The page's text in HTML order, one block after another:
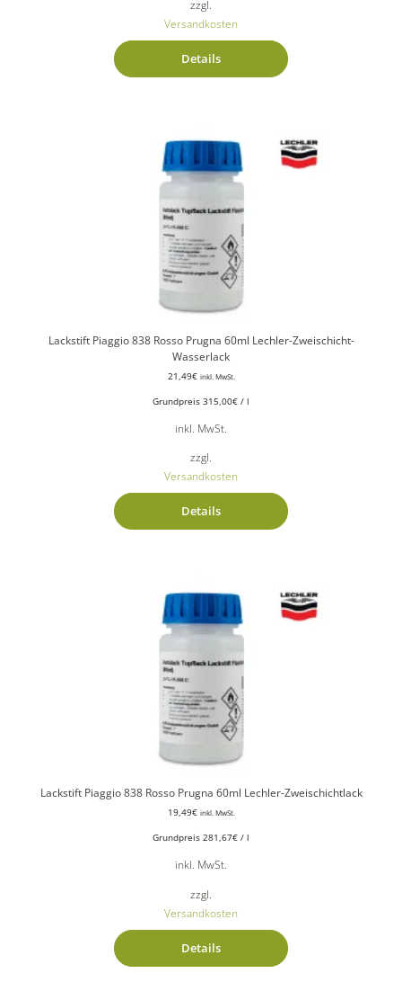
zzgl.
Versandkosten
Details
Lackstift Piaggio 838 Rosso Prugna 60ml Lechler-Zweischicht-
Wasserlack
21,49€ inkl. MwSt.
Grundpreis 315,00€ / l
inkl. MwSt.
zzgl.
Versandkosten
Details
Lackstift Piaggio 838 Rosso Prugna 60ml Lechler-Zweischichtlack
19,49€ inkl. MwSt.
Grundpreis 281,67€ / l
inkl. MwSt.
zzgl.
Versandkosten
Details